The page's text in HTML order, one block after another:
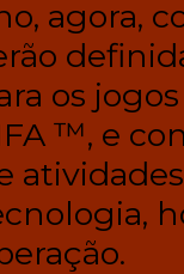
agora,
os
™, e